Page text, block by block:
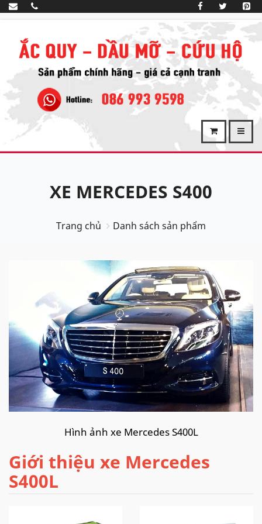
XE MERCEDES S400
Trang chủ Danh sách sản phẩm
Hình ảnh xe Mercedes S400L
Giới thiệu xe Mercedes
S400L